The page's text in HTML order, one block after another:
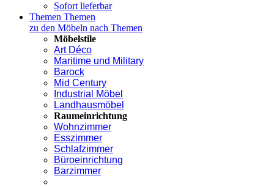
Sofort lieferbar
Themen Themen
zu den Möbeln nach Themen
Möbelstile
Art Déco
Maritime und Military
Barock
Mid Century
Industrial Möbel
Landhausmöbel
Raumeinrichtung
Wohnzimmer
Esszimmer
Schlafzimmer
Büroeinrichtung
Barzimmer